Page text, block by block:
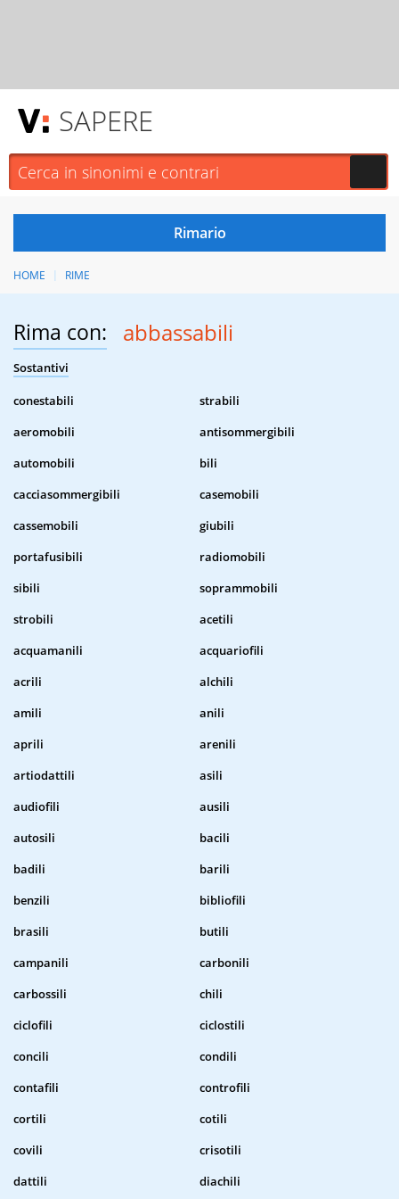
SAPERE
HOME RIME
Rima con: abbassabili
Sostantivi
conestabili
strabili
aeromobili
antisommergibili
automobili
bili
cacciasommergibili
casemobili
cassemobili
giubili
portafusibili
radiomobili
sibili
soprammobili
strobili
acetili
acquamanili
acquariofili
acrili
alchili
amili
anili
aprili
arenili
artiodattili
asili
audiofili
ausili
autosili
bacili
badili
barili
benzili
bibliofili
brasili
butili
campanili
carbonili
carbossili
chili
ciclofili
ciclostili
concili
condili
contafili
controfili
cortili
cotili
covili
crisotili
dattili
diachili